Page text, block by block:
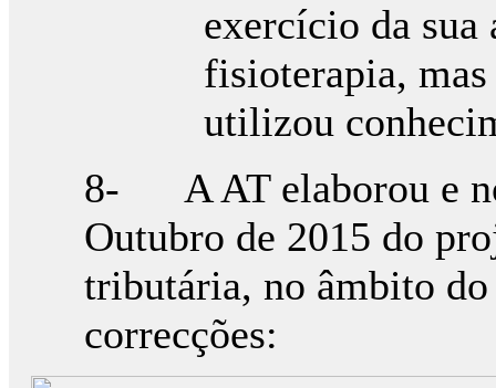
exercício da sua
fisioterapia,
utilizou
8- A AT elaborou e
Outubro de 2015 do
tributária, no âmbito do
correcções: